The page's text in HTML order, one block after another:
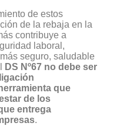
de estos
de la rebaja en la
contribuye a
laboral,
seguro, saludable
DS Nº67 no debe ser
que
de los
entrega
.